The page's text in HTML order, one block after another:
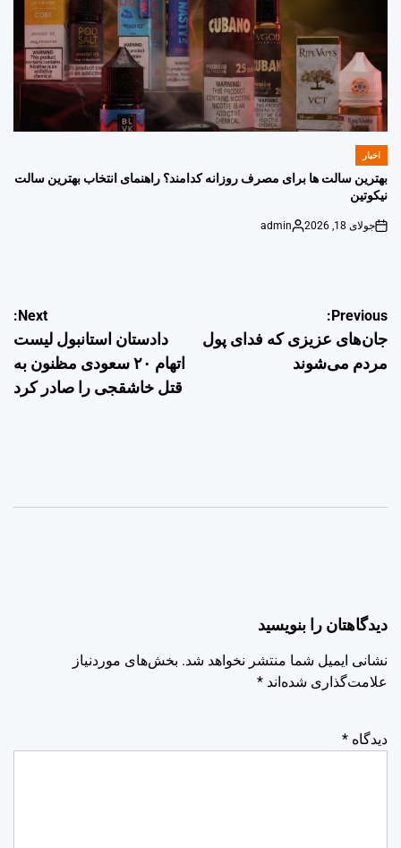
POSTED
اخبار
بهترین سالت ها برای مصرف روزانه کدامند؟ راهنمای انتخاب بهترین سالت
نیکوتین
on
جولای 18, 2026
Posted
admin
راهبری
نوشته
Previous:
جان‌های عزیزی که فدای پول
مردم می‌شوند
Next:
دادستان استانبول لیست
اتهام ۲۰ سعودی مظنون به
قتل خاشقجی را صادر کرد
دیدگاهتان را بنویسید
نشانی ایمیل شما منتشر نخواهد شد. بخش‌های موردنیاز
علامت‌گذاری شده‌اند *
دیدگاه *